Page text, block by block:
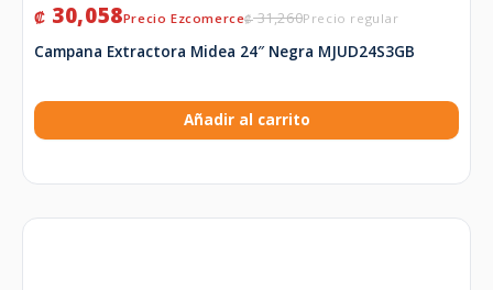
₡31,260
₡ 30,058
Campana Extractora Midea 24″ Negra MJUD24S3GB
Añadir al carrito